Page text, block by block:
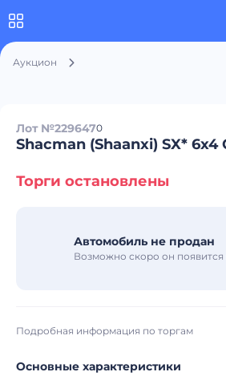
Аукцион
Лот №2296470
Shacman (Shaanxi) SX*
Торги остановлены
Автомобиль не продан
Возможно скоро он появится
Подробная информация по торгам
Начало торгов:
Основные характеристики